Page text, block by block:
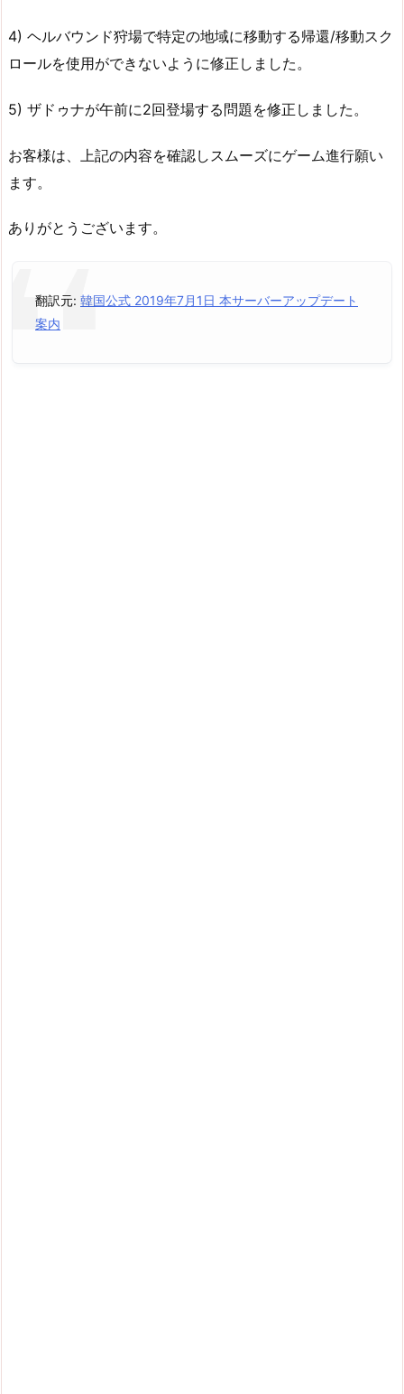
4) ヘルバウンド狩場で特定の地域に移動する帰還/移動スク
ロールを使用ができないように修正しました。
5) ザドゥナが午前に2回登場する問題を修正しました。
お客様は、上記の内容を確認しスムーズにゲーム進行願い
ます。
ありがとうございます。
翻訳元: 韓国公式 2019年7月1日 本サーバーアップデート
案内